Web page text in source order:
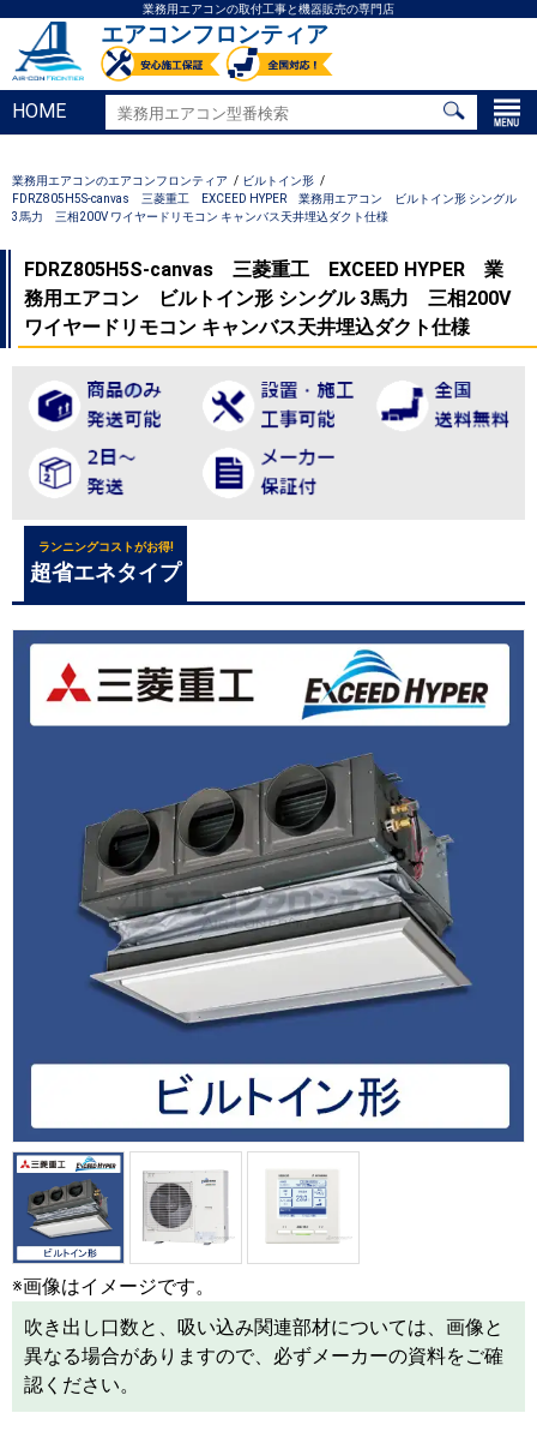
業務用エアコンの取付工事と機器販売の専門店
エアコンフロンティア
HOME
業務用エアコンのエアコンフロンティア
ビルトイン形
FDRZ805H5S-canvas 三菱重工 EXCEED HYPER 業務用エアコン ビルトイン形 シングル
3馬力 三相200V ワイヤードリモコン キャンバス天井埋込ダクト仕様
FDRZ805H5S-canvas 三菱重工 EXCEED HYPER 業
務用エアコン ビルトイン形 シングル 3馬力 三相200V
ワイヤードリモコン キャンバス天井埋込ダクト仕様
ランニングコストがお得!
超省エネタイプ
※画像はイメージです。
吹き出し口数と、吸い込み関連部材については、画像と
異なる場合がありますので、必ずメーカーの資料をご確
認ください。